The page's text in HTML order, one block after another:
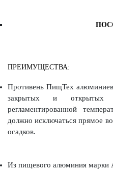
ПРЕИМУЩЕСТВА:
Противень ПищТех
закрытых и открытых
регламентированной
должно исключаться прямое
осадков.
Из пищевого алюминия марки